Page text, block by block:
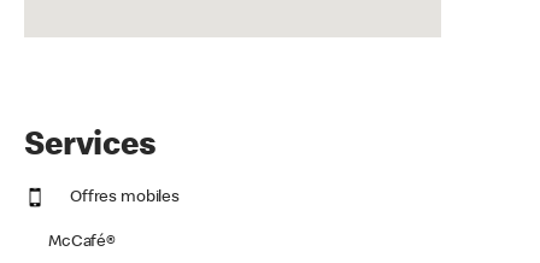
Services
Offres mobiles
McCafé®